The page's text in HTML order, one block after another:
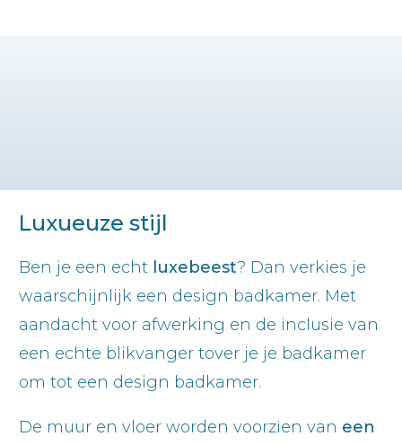
Luxueuze stijl
Ben je een echt luxebeest? Dan verkies je
waarschijnlijk een design badkamer. Met
aandacht voor afwerking en de inclusie van
een echte blikvanger tover je je badkamer
om tot een design badkamer.
De muur en vloer worden voorzien van een